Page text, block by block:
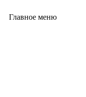
Главное меню